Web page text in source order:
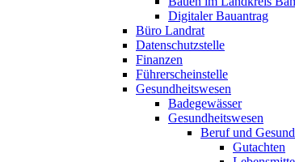
Digitaler Bauantrag
Büro Landrat
Datenschutzstelle
Finanzen
Führerscheinstelle
Gesundheitswesen
Badegewässer
Gesundheitswesen
Beruf und
Gutachten